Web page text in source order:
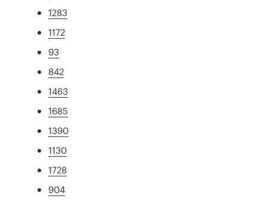
1283
1172
93
842
1463
1685
1390
1130
1728
904